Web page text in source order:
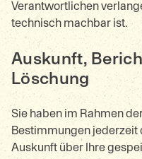
Verantwortlichen
technisch machbar ist.
Auskunft,
Löschung
Sie haben im Rahmen
Bestimmungen jederzeit
Auskunft über Ihre